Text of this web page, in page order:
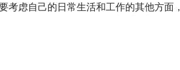
虑自己的日常生活和工作的其他方面，